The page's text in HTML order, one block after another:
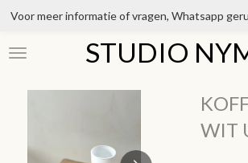
Ga
naar
STUDIO
Voor meer informatie of vragen, Whatsapp
WIT